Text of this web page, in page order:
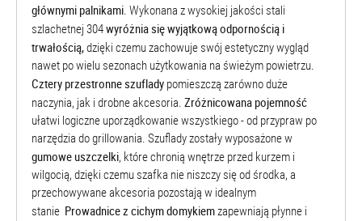
głównymi palnikami. Wykonana z wysokiej jakości stali
szlachetnej 304wyróżnia się wyjątkową odpornością i
trwałością,dzięki czemu zachowuje swój estetyczny wygląd
nawet po wielu sezonach użytkowania na świeżym powietrzu.
Cztery przestronne szuflady pomieszczą zarówno duże
naczynia, jak i drobne akcesoria. Zróżnicowana pojemność
ułatwi logiczne uporządkowanie wszystkiego - od przypraw po
narzędzia do grillowania. Szuflady zostały wyposażone w
gumowe uszczelki, które chronią wnętrze przed kurzem i
wilgocią, dzięki czemu szafka nie niszczy się od środka, a
przechowywane akcesoria pozostają w idealnym
stanie Prowadnice z cichym domykiemzapewniają płynne i